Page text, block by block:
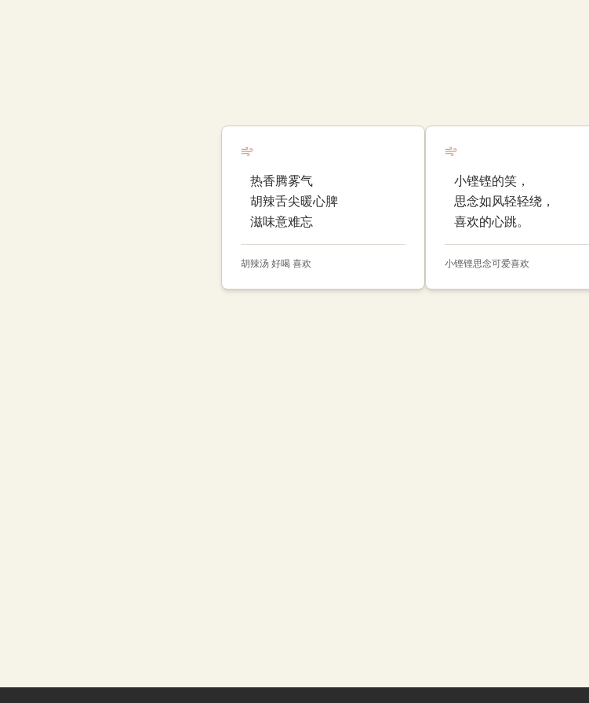
热香腾雾气
胡辣舌尖暖心脾
滋味意难忘
胡辣汤 好喝 喜欢
小铿铿的笑，
思念如风轻轻绕，
喜欢的心跳。
小铿铿思念可爱喜欢